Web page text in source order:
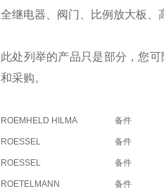
全继电器、阀门、比例放大板、
此处列举的产品只是部分，您
和采购。
ROEMHELD HILMA 备件
ROESSEL 备件
ROESSEL 备件
ROETELMANN 备件